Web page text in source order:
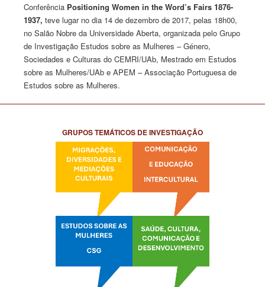
Conferência Positioning Women in the Word’s Fairs 1876-
1937,teve lugar no dia 14 de dezembro de 2017, pelas 18h00,
no Salão Nobre da Universidade Aberta, organizada pelo Grupo
de Investigação Estudos sobre as Mulheres ­– Género,
Sociedades e Culturas do CEMRI/UAb, Mestrado em Estudos
sobre as Mulheres/UAb e APEM – Associação Portuguesa de
Estudos sobre as Mulheres.
GRUPOS TEMÁTICOS DE INVESTIGAÇÃO